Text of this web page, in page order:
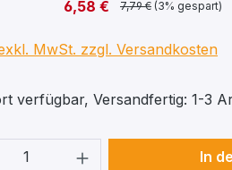
6,58 € 7,79 € (3% gespart)
MwSt. zzgl. Versandkosten
verfügbar, Versandfertig: 1-3
Anzahl: Gib den
In